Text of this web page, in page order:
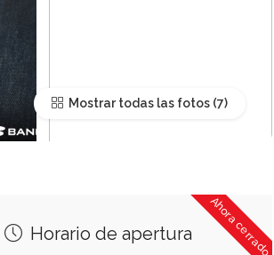
Mostrar todas las fotos
Ahora cerrado
Horario de apertura